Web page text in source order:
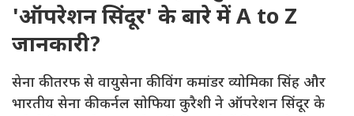
'ऑपरेशन सिंदूर' के बारे में A to Z
जानकारी?
सेना की तरफ से वायुसेना की विंग कमांडर व्योमिका सिंह और
भारतीय सेना की कर्नल सोफिया कुरैशी ने ऑपरेशन सिंदूर के